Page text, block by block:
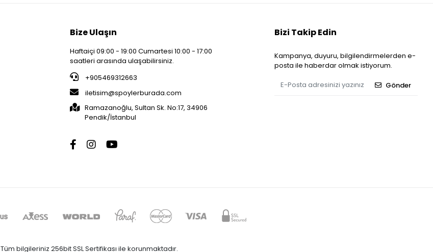
Bize Ulaşın
Haftaiçi 09:00 - 19:00 Cumartesi 10:00 - 17:00
saatleri arasında ulaşabilirsiniz.
+905469312663
iletisim@spoylerburada.com
Ramazanoğlu, Sultan Sk. No:17, 34906
Pendik/İstanbul
Bizi Takip Edin
Kampanya, duyuru, bilgilendirmelerden e-
posta ile haberdar olmak istiyorum.
Gönder
Tüm bilgileriniz 256bit SSL Sertifikası ile korunmaktadır.